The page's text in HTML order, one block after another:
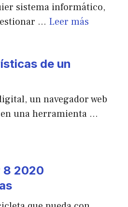
sistema informático,
… Leer más
de un
un navegador web
una herramienta …
8 2020